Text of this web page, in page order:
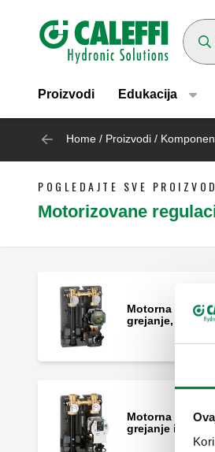
Header main
Proizvodi Edukacija
Home / Proizvodi /
POGLEDAJTE SVE
Motorizovane
Motorna
grejanje, DN 25.
Motorna
grejanje i